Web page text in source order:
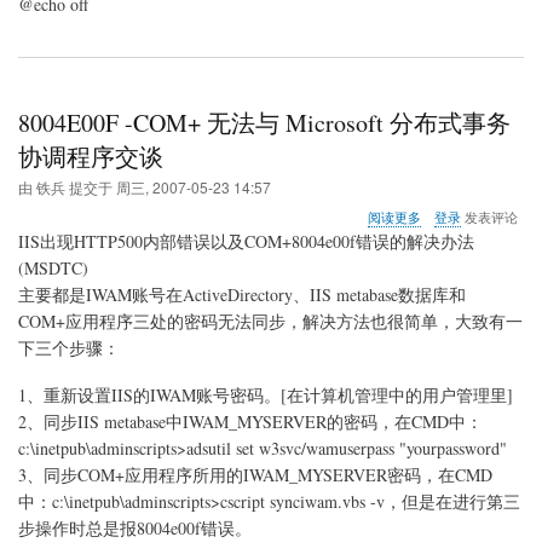
8004E00F -COM+ 无法与 Microsoft 分布式事务
协调程序交谈
由 铁兵提交于 周三, 2007-05-23 14:57
阅读更多
于
8004E00F
COM+
无
分
布
务
协
登录发表评论
IIS出现HTTP500内部错误以及COM+8004e00f错误的解决办法
(MSDTC)
主要都是IWAM账号在ActiveDirectory、IIS metabase数据库和
COM+应用程序三处的密码无法同步，解决方法也很简单，大致有一
下三个步骤：
1、重新设置IIS的IWAM账号密码。[在计算机管理中的用户管理里]
2、同步IIS metabase中IWAM_MYSERVER的密码，在CMD中：
c:\inetpub\adminscripts>adsutil set w3svc/wamuserpass "yourpassword"
3、同步COM+应用程序所用的IWAM_MYSERVER密码，在CMD
中：c:\inetpub\adminscripts>cscript synciwam.vbs -v，但是在进行第三
步操作时总是报8004e00f错误。